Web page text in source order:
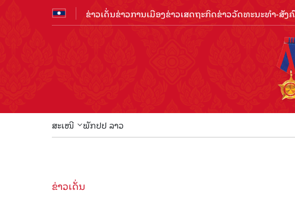
ຂ່າວເດັ່ນຂ່າວການເມືອງຂ່າວເສດຖະກິດຂ່າວວັດທະນະທຳ-ສັງ
ສະເໜີ ພັກປປ ລາວ
ຂ່າວເດັ່ນ